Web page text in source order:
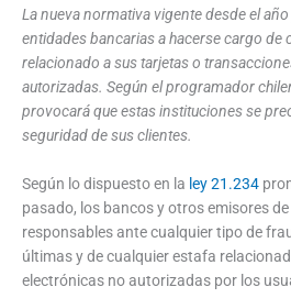
La nueva normativa vigente desde el
entidades bancarias a hacerse cargo de
relacionado a sus tarjetas o
autorizadas. Según el programador
provocará que estas instituciones se
seguridad de sus clientes.
Según lo dispuesto en la ley 21.234
pasado, los bancos y otros emisores
responsables ante cualquier tipo de
últimas y de cualquier estafa
electrónicas no autorizadas por los